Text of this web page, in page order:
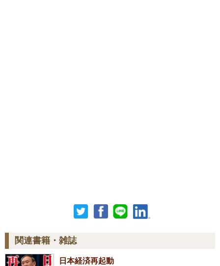
関連書籍・雑誌
日本経済再起動